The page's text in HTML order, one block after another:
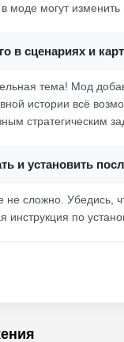
моде могут
в сценариях и
тема! Мод
истории всё
стратегическим
и установить
не сложно. Убедись,
инструкция по